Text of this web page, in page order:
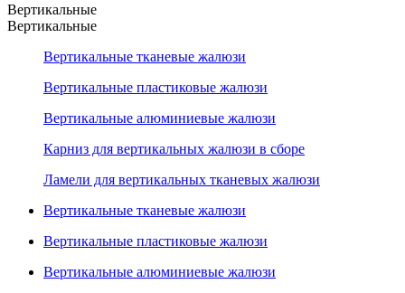
Вертикальные
Вертикальные
Вертикальные тканевые жалюзи
Вертикальные пластиковые жалюзи
Вертикальные алюминиевые жалюзи
Карниз для вертикальных жалюзи в сборе
Ламели для вертикальных тканевых жалюзи
Вертикальные тканевые жалюзи
Вертикальные пластиковые жалюзи
Вертикальные алюминиевые жалюзи